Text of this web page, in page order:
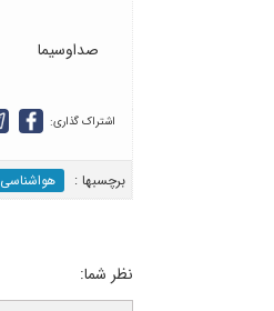
صداوسیما
اشتراک گذاری:
برچسب‎ها : هواشناسی
نظر شما: